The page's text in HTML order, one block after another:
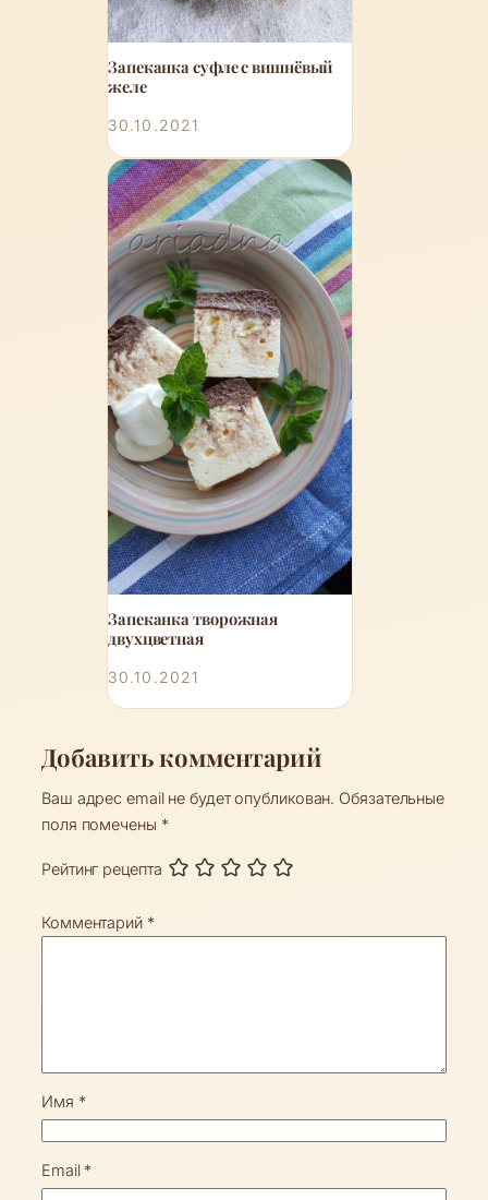
Запеканка суфле с вишнёвый
желе
30.10.2021
Запеканка творожная
двухцветная
30.10.2021
Добавить комментарий
Ваш адрес email не будет опубликован. Обязательные
поля помечены *
Рейтинг рецепта
Комментарий *
Имя *
Email *